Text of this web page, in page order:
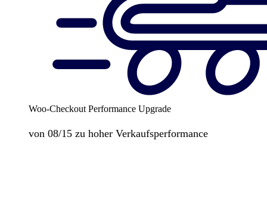
Woo-Checkout Performance Upgrade
von 08/15 zu hoher Verkaufsperformance